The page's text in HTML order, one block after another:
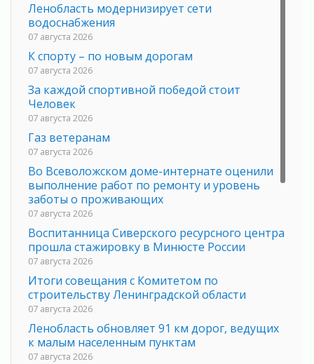
Ленобласть модернизирует сети
водоснабжения
07 августа 2026
К спорту – по новым дорогам
07 августа 2026
За каждой спортивной победой стоит
Человек
07 августа 2026
Газ ветеранам
07 августа 2026
Во Всеволожском доме-интернате оценили
выполнение работ по ремонту и уровень
заботы о проживающих
07 августа 2026
Воспитанница Сиверского ресурсного центра
прошла стажировку в Минюсте России
07 августа 2026
Итоги совещания с Комитетом по
строительству Ленинградской области
07 августа 2026
Ленобласть обновляет 91 км дорог, ведущих
к малым населенным пунктам
07 августа 2026